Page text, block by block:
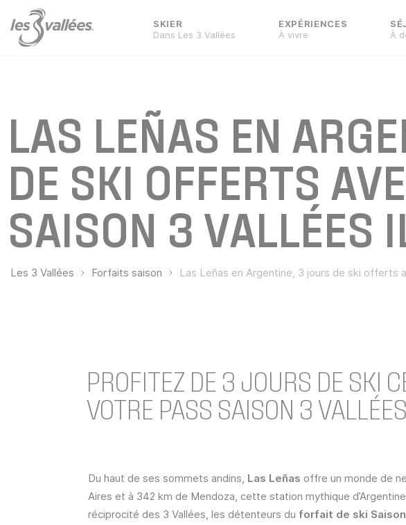
SKIER
Dans Les 3 Vallées
EXPÉRIENCES
À vivre
À
LAS LEÑAS EN
DE SKI OFFERTS
SAISON 3 VALLÉES
Les 3 Vallées Forfaits saison Las Leñas en Argentine, 3 jours de ski offerts
PROFITEZ DE 3 JOURS DE SKI
VOTRE PASS SAISON 3
Du haut de ses sommets andins, Las Leñas offre un monde de
Aires et à 342 km de Mendoza, cette station mythique
réciprocité des 3 Vallées, les détenteurs du forfait de ski